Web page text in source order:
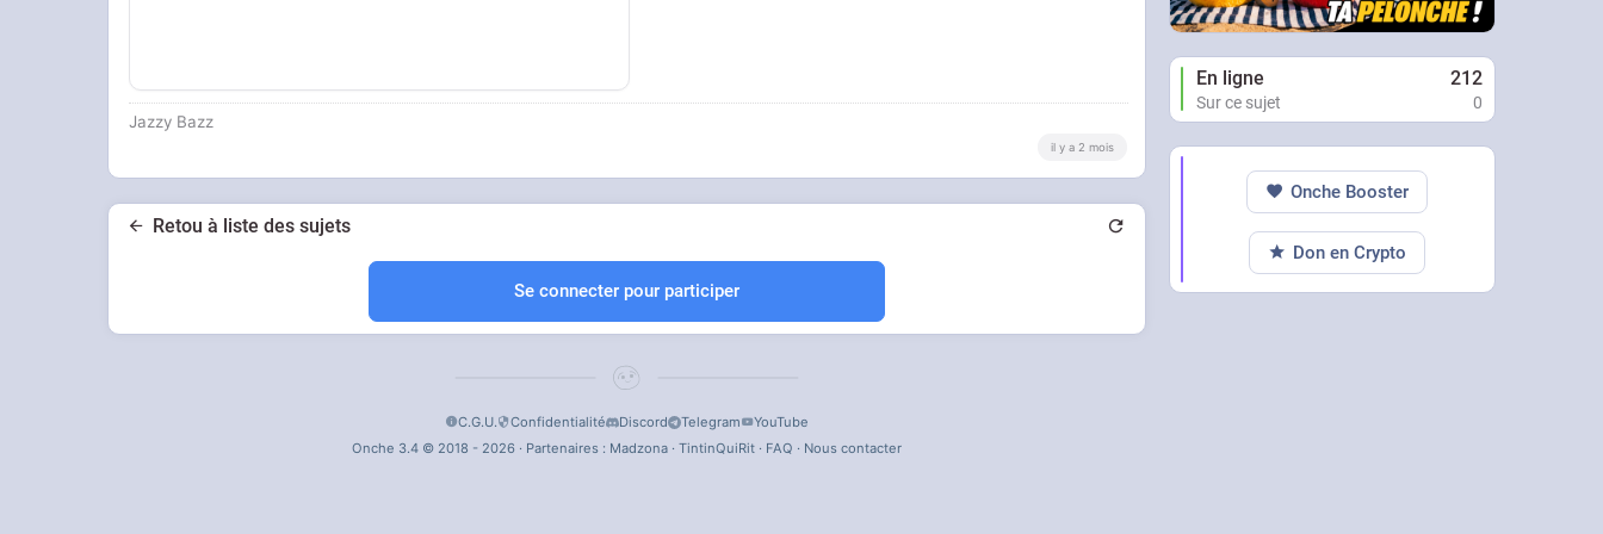
Jazzy Bazz
il y a 2 mois
Retou à liste des sujets
Se connecter pour participer
C.G.U. Confidentialité Discord Telegram
YouTube
Onche 3.4 © 2018 - 2026 · Partenaires : Madzona ·TintinQuiRit · FAQ · Nous contacter
En ligne 212
Sur ce sujet 0
Onche Booster
Don en Crypto